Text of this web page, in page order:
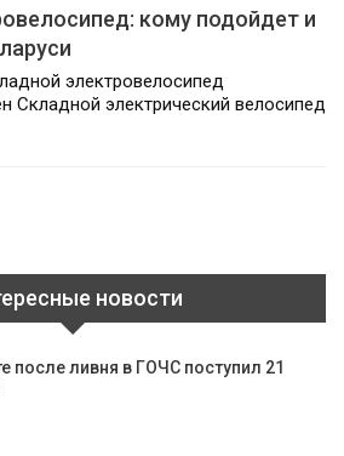
кому подойдет и
электровелосипед
Складной электрический велосипед
новости
после ливня в ГОЧС поступил 21